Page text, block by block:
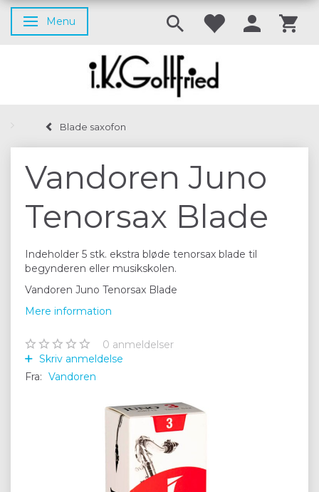
Skifte navigation
Menu
Blade saxofon
Vandoren Juno
Tenorsax Blade
Indeholder 5 stk. ekstra bløde tenorsax blade til
begynderen eller musikskolen.
Vandoren Juno Tenorsax Blade
Mere information
0 anmeldelser
Skriv anmeldelse
Fra: Vandoren